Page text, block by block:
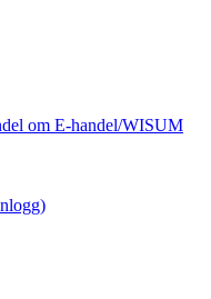
om E-handel/WISUM